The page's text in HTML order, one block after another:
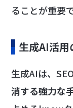
ることが重要で
生成AI活用
生成AIは、
消する強力な